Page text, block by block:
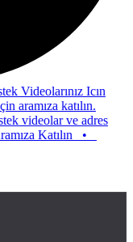
Icın
katılın.
ve adres
Katılın•